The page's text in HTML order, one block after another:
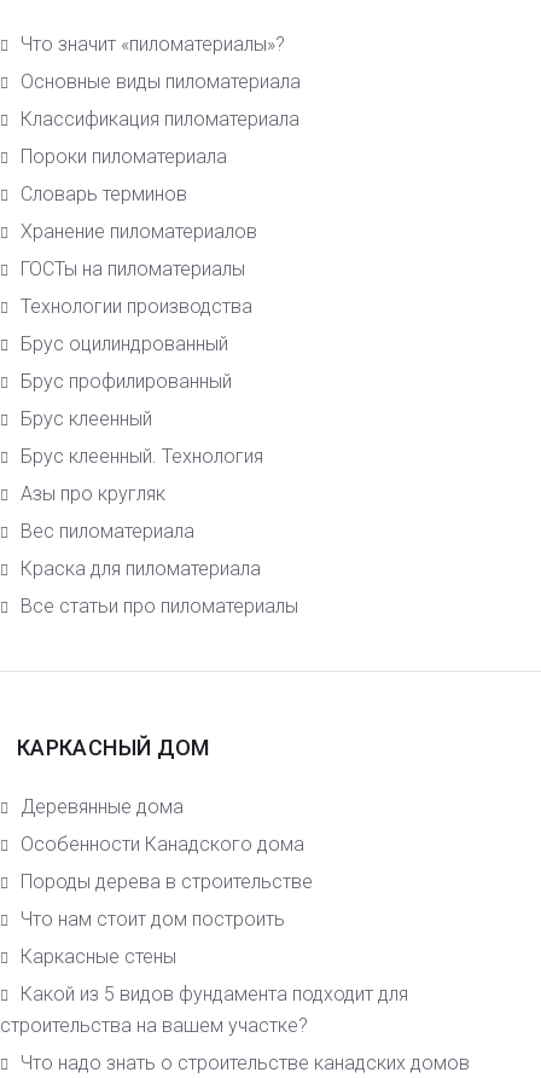
Что значит «пиломатериалы»?
Основные виды пиломатериала
Класcификация пиломатериала
Пороки пиломатериала
Словарь терминов
Хранение пиломатериалов
ГОСТы на пиломатериалы
Технологии производства
Брус оцилиндрованный
Брус профилированный
Брус клеенный
Брус клеенный. Технология
Азы про кругляк
Вес пиломатериала
Краска для пиломатериала
Все статьи про пиломатериалы
КАРКАСНЫЙ ДОМ
Деревянные дома
Особенности Канадского дома
Породы дерева в строительстве
Что нам стоит дом построить
Каркасные стены
Какой из 5 видов фундамента подходит для
строительства на вашем участке?
Что надо знать о строительстве канадских домов